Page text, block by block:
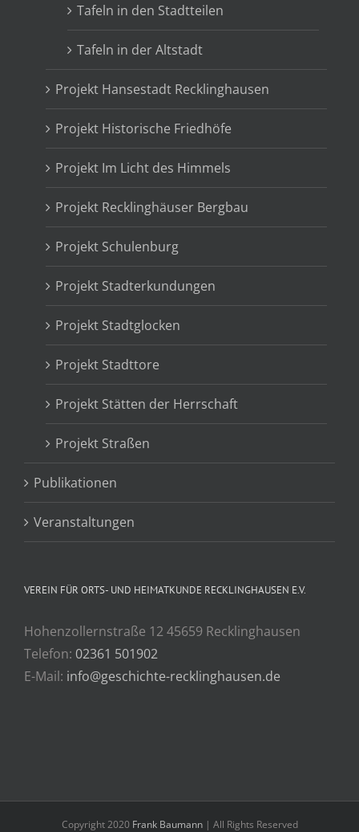
Tafeln in den Stadtteilen
Tafeln in der Altstadt
Projekt Hansestadt Recklinghausen
Projekt Historische Friedhöfe
Projekt Im Licht des Himmels
Projekt Recklinghäuser Bergbau
Projekt Schulenburg
Projekt Stadterkundungen
Projekt Stadtglocken
Projekt Stadttore
Projekt Stätten der Herrschaft
Projekt Straßen
Publikationen
Veranstaltungen
VEREIN FÜR ORTS- UND HEIMATKUNDE RECKLINGHAUSEN E.V.
Hohenzollernstraße 12 45659 Recklinghausen
Telefon: 02361 501902
E-Mail: info@geschichte-recklinghausen.de
Copyright 2020 Frank Baumann| All Rights Reserved